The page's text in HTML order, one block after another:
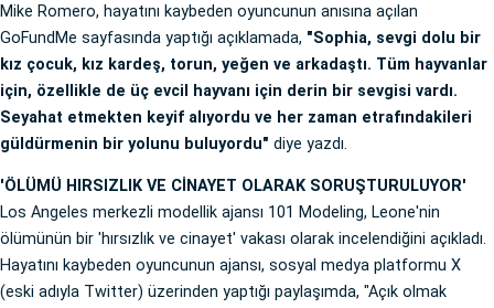
Mike Romero, hayatını kaybeden oyuncunun anısına açılan
GoFundMe sayfasında yaptığı açıklamada, "Sophia, sevgi dolu bir
kız çocuk, kız kardeş, torun, yeğen ve arkadaştı. Tüm hayvanlar
için, özellikle de üç evcil hayvanı için derin bir sevgisi vardı.
Seyahat etmekten keyif alıyordu ve her zaman etrafındakileri
güldürmenin bir yolunu buluyordu" diye yazdı.
'ÖLÜMÜ HIRSIZLIK VE CİNAYET OLARAK SORUŞTURULUYOR'
Los Angeles merkezli modellik ajansı 101 Modeling, Leone'nin
ölümünün bir 'hırsızlık ve cinayet' vakası olarak incelendiğini açıkladı.
Hayatını kaybeden oyuncunun ajansı, sosyal medya platformu X
(eski adıyla Twitter) üzerinden yaptığı paylaşımda, "Açık olmak